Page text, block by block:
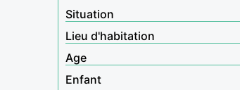
Situation
Lieu d'habitation
Age
Enfant